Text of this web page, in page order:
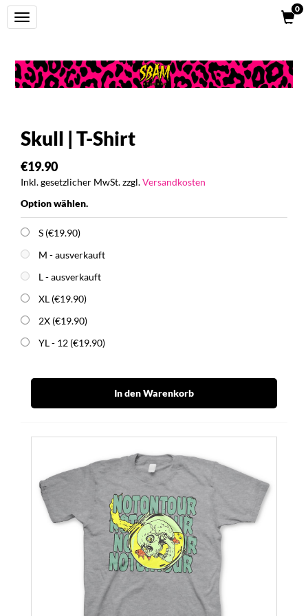
Toggle
navigation
0
Skull | T-Shirt
€19.90
Inkl. gesetzlicher MwSt. zzgl.Versandkosten
Option wählen.
S (€19.90)
M - ausverkauft
L- ausverkauft
XL (€19.90)
2X (€19.90)
YL - 12 (€19.90)
In den Warenkorb